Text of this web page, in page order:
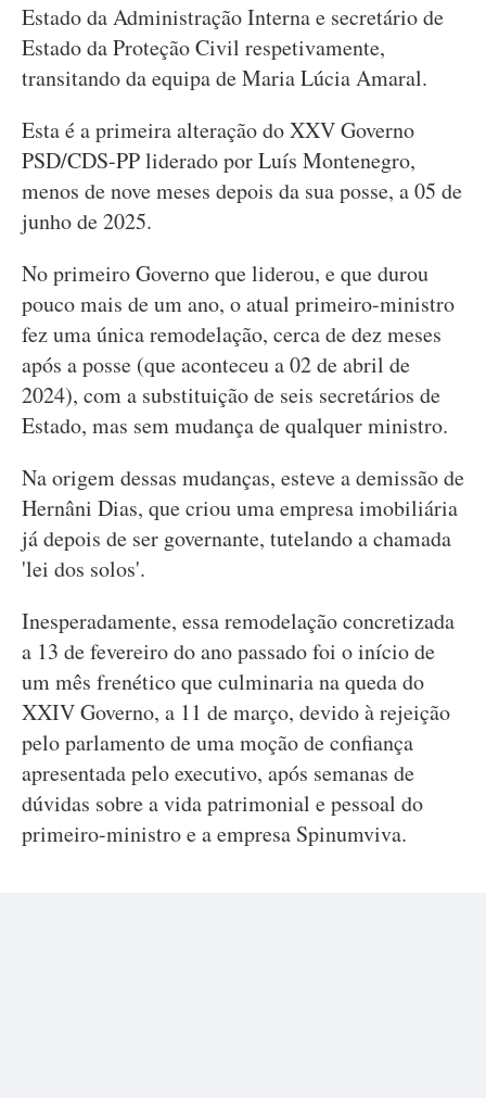
Estado da Administração Interna e secretário de
Estado da Proteção Civil respetivamente,
transitando da equipa de Maria Lúcia Amaral.
Esta é a primeira alteração do XXV Governo
PSD/CDS-PP liderado por Luís Montenegro,
menos de nove meses depois da sua posse, a 05 de
junho de 2025.
No primeiro Governo que liderou, e que durou
pouco mais de um ano, o atual primeiro-ministro
fez uma única remodelação, cerca de dez meses
após a posse (que aconteceu a 02 de abril de
2024), com a substituição de seis secretários de
Estado, mas sem mudança de qualquer ministro.
Na origem dessas mudanças, esteve a demissão de
Hernâni Dias, que criou uma empresa imobiliária
já depois de ser governante, tutelando a chamada
'lei dos solos'.
Inesperadamente, essa remodelação concretizada
a 13 de fevereiro do ano passado foi o início de
um mês frenético que culminaria na queda do
XXIV Governo, a 11 de março, devido à rejeição
pelo parlamento de uma moção de confiança
apresentada pelo executivo, após semanas de
dúvidas sobre a vida patrimonial e pessoal do
primeiro-ministro e a empresa Spinumviva.